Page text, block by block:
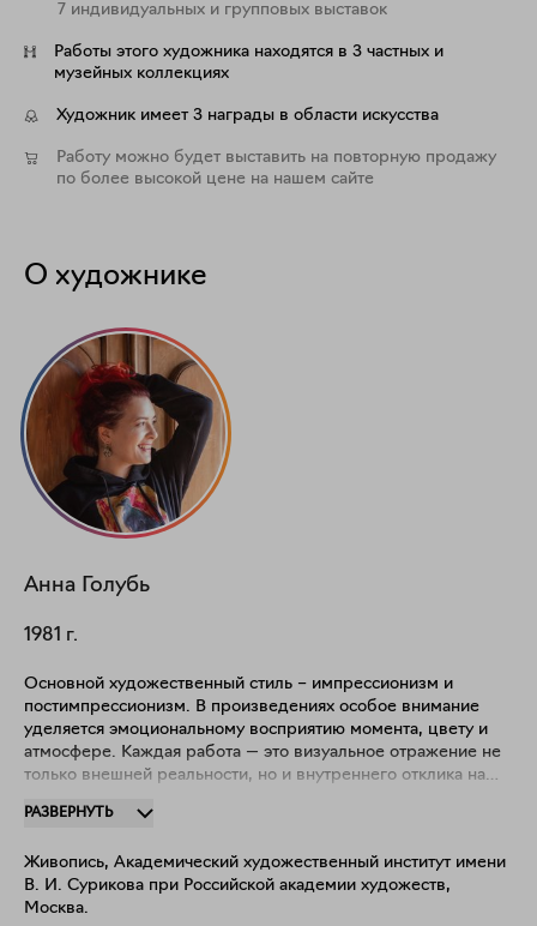
7 индивидуальных и групповых выставок
Работы этого художника находятся в 3 частных и
музейных коллекциях
Художник имеет 3 награды в области искусства
Работу можно будет выставить на повторную продажу
по более высокой цене на нашем сайте
О художнике
Анна Голубь
1981 г.
Основной художественный стиль – импрессионизм и
постимпрессионизм. В произведениях особое внимание
уделяется эмоциональному восприятию момента, цвету и
атмосфере. Каждая работа — это визуальное отражение не
только внешней реальности, но и внутреннего отклика на
человек как ее неотъемлемая часть. "По настоящему
работе с натурой. Природа и люди вдохновляют меня и
дают энергию своим разнообразием и богатством историй.
В работах я стремлюсь передать ощущение и внутренние
РАЗВЕРНУТЬ
Живопись, Академический художественный институт имени
В. И. Сурикова при Российской академии художеств,
Москва.